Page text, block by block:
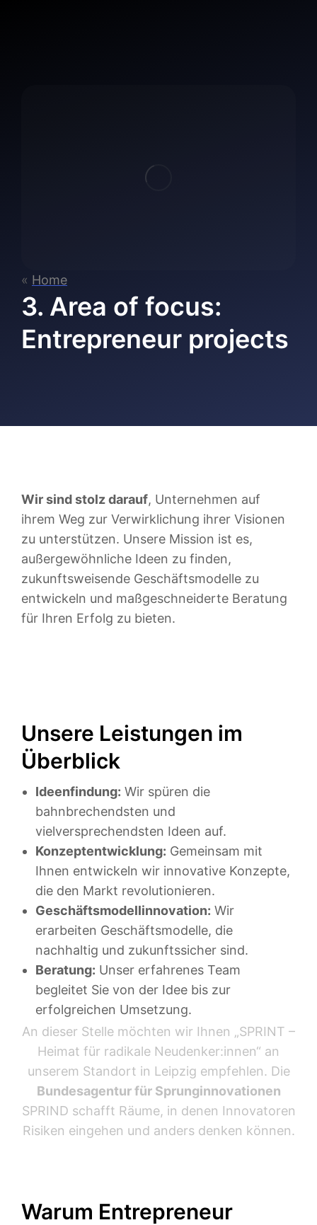
« Home
3. Area of focus:
Entrepreneur projects
Wir sind stolz darauf, Unternehmen auf
ihrem Weg zur Verwirklichung ihrer Visionen
zu unterstützen. Unsere Mission ist es,
außergewöhnliche Ideen zu finden,
zukunftsweisende Geschäftsmodelle zu
entwickeln und maßgeschneiderte Beratung
für Ihren Erfolg zu bieten.
Unsere Leistungen im
Überblick
Ideenfindung: Wir spüren die
bahnbrechendsten und
vielversprechendsten Ideen auf.
Konzeptentwicklung: Gemeinsam mit
Ihnen entwickeln wir innovative Konzepte,
die den Markt revolutionieren.
Geschäftsmodellinnovation: Wir
erarbeiten Geschäftsmodelle, die
nachhaltig und zukunftssicher sind.
Beratung: Unser erfahrenes Team
begleitet Sie von der Idee bis zur
erfolgreichen Umsetzung.
An dieser Stelle möchten wir Ihnen „SPRINT –
Heimat für radikale Neudenker:innen“ an
unserem Standort in Leipzig empfehlen. Die
Bundesagentur für Sprunginnovationen
SPRIND schafft Räume, in denen Innovatoren
Risiken eingehen und anders denken können.
Warum Entrepreneur